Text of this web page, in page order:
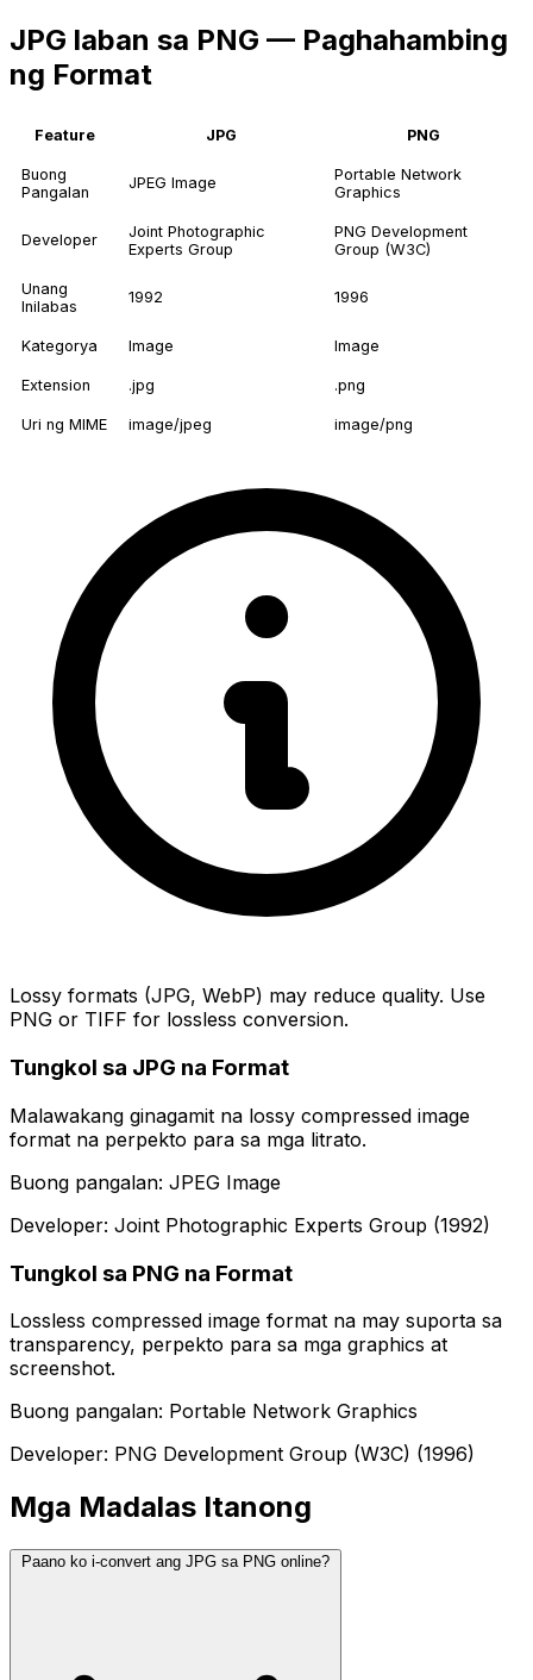
JPG laban sa PNG — Paghahambing
ng Format
Feature JPG PNG
Buong
Pangalan
JPEG Image
Portable Network
Graphics
Developer
Joint Photographic
Experts Group
PNG Development
Group (W3C)
Unang
Inilabas
1992 1996
Kategorya Image Image
Extension .jpg .png
Uri ng MIME image/jpeg image/png
Lossy formats (JPG, WebP) may reduce quality. Use
PNG or TIFF for lossless conversion.
Tungkol sa JPG na Format
Malawakang ginagamit na lossy compressed image
format na perpekto para sa mga litrato.
Buong pangalan: JPEG Image
Developer: Joint Photographic Experts Group (1992)
Tungkol sa PNG na Format
Lossless compressed image format na may suporta sa
transparency, perpekto para sa mga graphics at
screenshot.
Buong pangalan: Portable Network Graphics
Developer: PNG Development Group (W3C) (1996)
Mga Madalas Itanong
Paano ko i-convert ang JPG sa PNG online?